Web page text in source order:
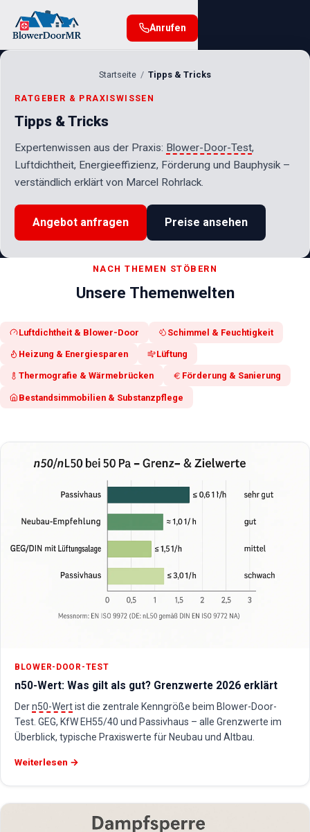
Anrufen
Startseite Tipps & Tricks
RATGEBER & PRAXISWISSEN
Tipps & Tricks
Expertenwissen aus der Praxis: Blower-Door-Test,
Luftdichtheit, Energieeffizienz, Förderung und Bauphysik –
verständlich erklärt von Marcel Rohrlack.
Angebot anfragen Preise ansehen
NACH THEMEN STÖBERN
Unsere Themenwelten
Luftdichtheit & Blower-Door Schimmel & Feuchtigkeit
Heizung & Energiesparen Lüftung
Thermografie & Wärmebrücken Förderung & Sanierung
Bestandsimmobilien & Substanzpflege
BLOWER-DOOR-TEST
n50-Wert: Was gilt als gut? Grenzwerte 2026 erklärt
Dern50-Wertist die zentrale Kenngröße beim Blower-Door-
Test. GEG, KfW EH55/40 und Passivhaus – alle Grenzwerte im
Überblick, typische Praxiswerte für Neubau und Altbau.
Weiterlesen →